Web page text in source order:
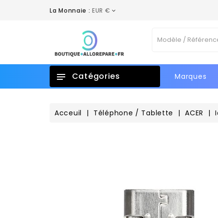
La Monnaie : EUR €
Catégories Marques
Acceuil Téléphone / Tablette ACER